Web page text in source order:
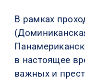
В рамках
в настоящее
важных и